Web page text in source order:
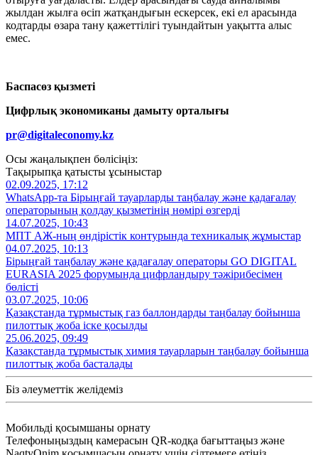
жылдан жылға өсіп жатқандығын ескерсек, екі ел арасында
кодтарды өзара тану қажеттілігі туындайтын уақытта алыс
емес.
Баспасөз қызметі
Цифрлық экономиканы дамыту орталығы
pr@digitaleconomy.kz
Осы жаңалықпен бөлісіңіз:
Тақырыпқа қатысты ұсыныстар
02.09.2025, 17:12
WhatsApp-та Бірыңғай тауарларды таңбалау және қадағалау
операторының қолдау қызметінің нөмірі өзгерді
14.07.2025, 10:43
МПТ АЖ-ның өндірістік контурында техникалық жұмыстар
04.07.2025, 10:13
Бірыңғай таңбалау және қадағалау операторы GO DIGITAL
EURASIA 2025 форумында цифрландыру тәжірибесімен
бөлісті
03.07.2025, 10:06
Қазақстанда тұрмыстық газ баллондарды таңбалау бойынша
пилоттық жоба іске қосылды
25.06.2025, 09:49
Қазақстанда тұрмыстық химия тауарларын таңбалау бойынша
пилоттық жоба басталады
Біз әлеуметтік желідеміз
Мобильді қосымшаны орнату
Телефоныңыздың камерасын QR-кодқа бағыттаңыз және